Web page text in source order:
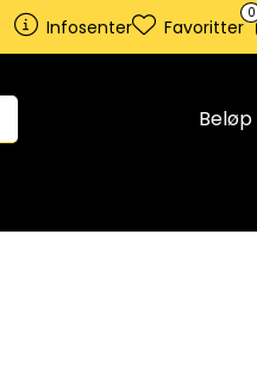
Infosenter
0
Favoritter
Beløp